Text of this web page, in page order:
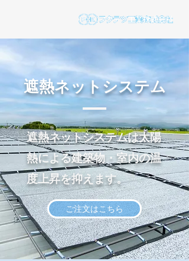
遮熱ネットシステム
遮熱ネットシステムは太陽
熱による建築物・室内の温
度上昇を抑えます。
ご注文はこちら